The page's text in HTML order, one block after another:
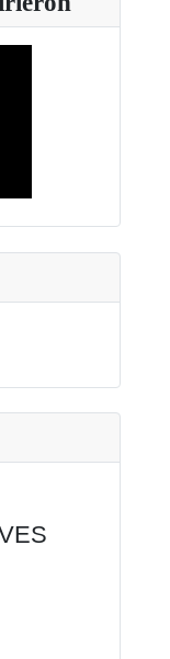
for results.